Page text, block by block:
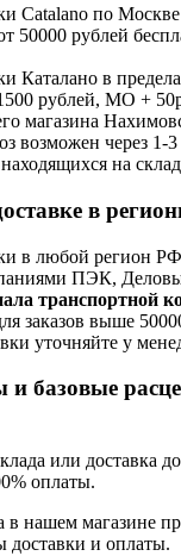
Catalano по
50000 рублей
Каталано в
рублей, МО +
магазина
возможен через 1-
на
в
в любой регион РФ
ПЭК,
транспортной
заказов выше
уточняйте у
базовые
или доставка
оплаты.
в нашем магазине
доставки и оплаты.